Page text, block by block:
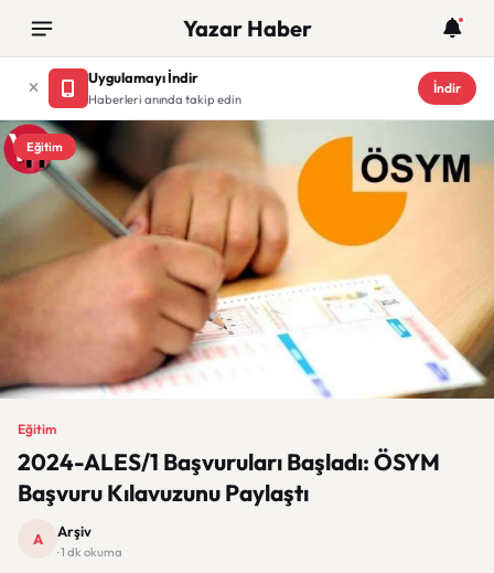
Yazar Haber
Uygulamayı İndir
Haberleri anında takip edin
İndir
Eğitim
Eğitim
2024-ALES/1 Başvuruları Başladı: ÖSYM
Başvuru Kılavuzunu Paylaştı
A Arşiv
· 1 dk okuma